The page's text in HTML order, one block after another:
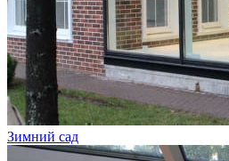
Зимний сад